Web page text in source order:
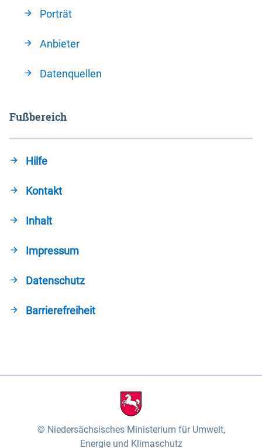
Porträt
Anbieter
Datenquellen
Fußbereich
Hilfe
Kontakt
Inhalt
Impressum
Datenschutz
Barrierefreiheit
Niedersächsisches Ministerium für Umwelt,
Energie und Klimaschutz